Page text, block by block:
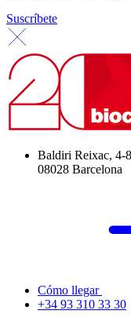
Suscríbete
Baldiri Reixac, 4-
08028 Barcelona
Cómo llegar
+34 93 310 33 30